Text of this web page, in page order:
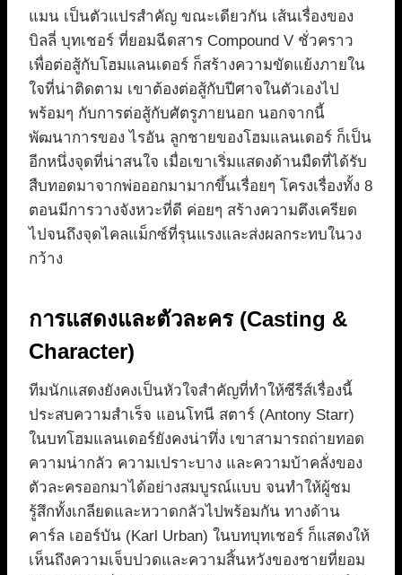
แมน เป็นตัวแปรสำคัญ ขณะเดียวกัน เส้นเรื่องของ
บิลลี่ บุทเชอร์ ที่ยอมฉีดสาร Compound V ชั่วคราว
เพื่อต่อสู้กับโฮมแลนเดอร์ ก็สร้างความขัดแย้งภายใน
ใจที่น่าติดตาม เขาต้องต่อสู้กับปีศาจในตัวเองไป
พร้อมๆ กับการต่อสู้กับศัตรูภายนอก นอกจากนี้
พัฒนาการของ ไรอัน ลูกชายของโฮมแลนเดอร์ ก็เป็น
อีกหนึ่งจุดที่น่าสนใจ เมื่อเขาเริ่มแสดงด้านมืดที่ได้รับ
สืบทอดมาจากพ่อออกมามากขึ้นเรื่อยๆ โครงเรื่องทั้ง 8
ตอนมีการวางจังหวะที่ดี ค่อยๆ สร้างความตึงเครียด
ไปจนถึงจุดไคลแม็กซ์ที่รุนแรงและส่งผลกระทบในวง
กว้าง
การแสดงและตัวละคร (Casting &
Character)
ทีมนักแสดงยังคงเป็นหัวใจสำคัญที่ทำให้ซีรีส์เรื่องนี้
ประสบความสำเร็จ แอนโทนี สตาร์ (Antony Starr)
ในบทโฮมแลนเดอร์ยังคงน่าทึ่ง เขาสามารถถ่ายทอด
ความน่ากลัว ความเปราะบาง และความบ้าคลั่งของ
ตัวละครออกมาได้อย่างสมบูรณ์แบบ จนทำให้ผู้ชม
รู้สึกทั้งเกลียดและหวาดกลัวไปพร้อมกัน ทางด้าน
คาร์ล เออร์บัน (Karl Urban) ในบทบุทเชอร์ ก็แสดงให้
เห็นถึงความเจ็บปวดและความสิ้นหวังของชายที่ยอม